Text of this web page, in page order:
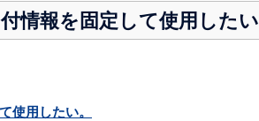
情報を固定して使用したい
使用したい。